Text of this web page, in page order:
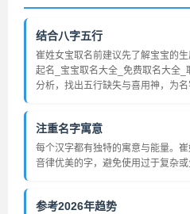
结合八字五行
崔姓女宝取名前建议先了解宝宝的
起名_宝宝取名大全_免费取名大全
分析，找出五行缺失与喜用神，为名
注重名字寓意
每个汉字都有独特的寓意与能量。
音律优美的字，避免使用过于复杂或
参考2026年趋势